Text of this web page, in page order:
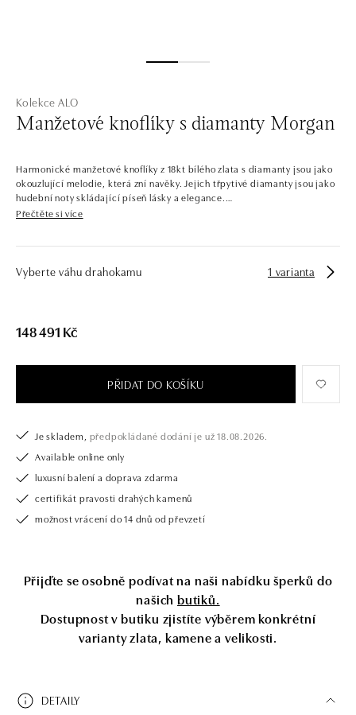
Kolekce ALO
Manžetové knoflíky s diamanty Morgan
Harmonické manžetové knoflíky z 18kt bílého zlata s diamanty jsou jako
okouzlující melodie, která zní navěky. Jejich třpytivé diamanty jsou jako
hudební noty skládající píseň lásky a elegance.
zásnubní prsten nebo diamantový náramek či náhrdelník, nedarujete s
námi pouze šperk, ale také chytrou investici.
Přečtěte si více
Vyberte váhu drahokamu 1 varianta
148 491 Kč
PŘIDAT DO KOŠÍKU
Je skladem, předpokládané dodání je už 18.08.2026.
Available online only
luxusní balení a doprava zdarma
certifikát pravosti drahých kamenů
možnost vrácení do 14 dnů od převzetí
Přijďte se osobně podívat na naši nabídku šperků do
našich butiků.
Dostupnost v butiku zjistíte výběrem konkrétní
varianty zlata, kamene a velikosti.
DETAILY